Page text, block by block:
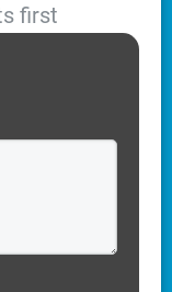
first